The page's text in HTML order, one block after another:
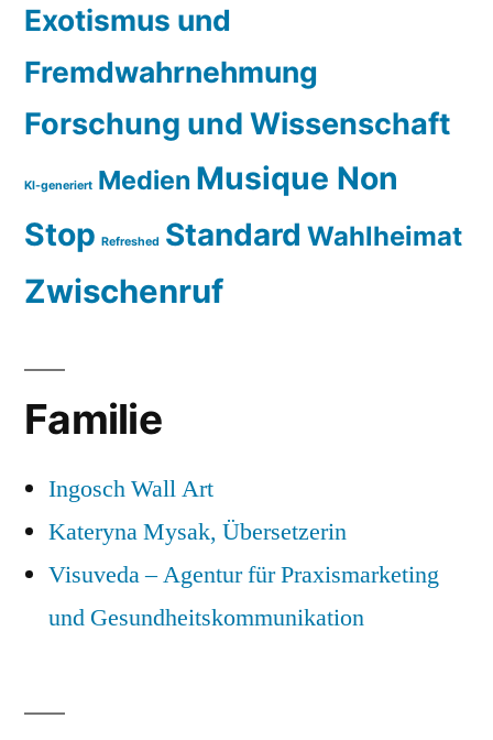
Exotismus und
Fremdwahrnehmung
Forschung und Wissenschaft
KI-generiert Medien Musique Non
Stop Refreshed Standard Wahlheimat
Zwischenruf
Familie
Ingosch Wall Art
Kateryna Mysak, Übersetzerin
Visuveda – Agentur für Praxismarketing
und Gesundheitskommunikation